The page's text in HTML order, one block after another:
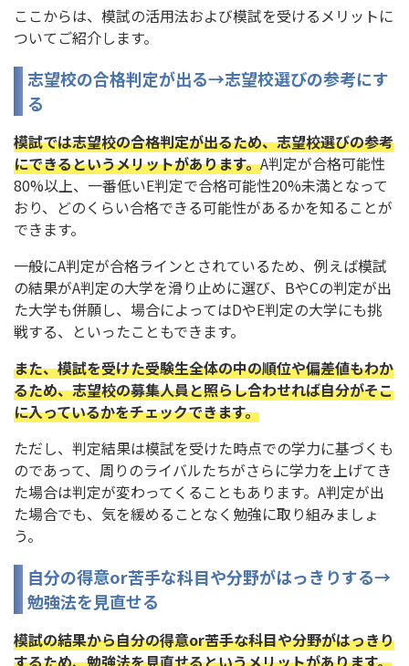
ここからは、模試の活用法および模試を受けるメリットに
ついてご紹介します。
志望校の合格判定が出る→志望校選びの参考にす
る
模試では志望校の合格判定が出るため、志望校選びの参考
にできるというメリットがあります。A判定が合格可能性
80%以上、一番低いE判定で合格可能性20%未満となって
おり、どのくらい合格できる可能性があるかを知ることが
できます。
一般にA判定が合格ラインとされているため、例えば模試
の結果がA判定の大学を滑り止めに選び、BやCの判定が出
た大学も併願し、場合によってはDやE判定の大学にも挑
戦する、といったこともできます。
また、模試を受けた受験生全体の中の順位や偏差値もわか
るため、志望校の募集人員と照らし合わせれば自分がそこ
に入っているかをチェックできます。
ただし、判定結果は模試を受けた時点での学力に基づくも
のであって、周りのライバルたちがさらに学力を上げてき
た場合は判定が変わってくることもあります。A判定が出
た場合でも、気を緩めることなく勉強に取り組みましょ
う。
自分の得意or苦手な科目や分野がはっきりする→
勉強法を見直せる
模試の結果から自分の得意or苦手な科目や分野がはっきり
するため、勉強法を見直せるというメリットがあります。